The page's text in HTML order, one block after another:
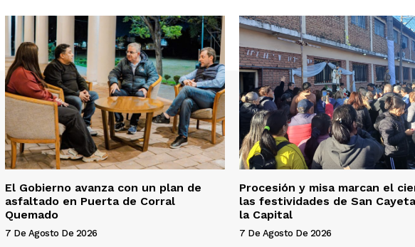
El Gobierno avanza con un plan de
asfaltado en Puerta de Corral
Quemado
7 De Agosto De 2026
Procesión y misa marcan el
las festividades de San
la Capital
7 De Agosto De 2026